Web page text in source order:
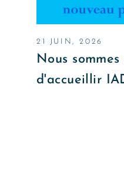
21 JUIN, 2026
Nous
d'accueillir